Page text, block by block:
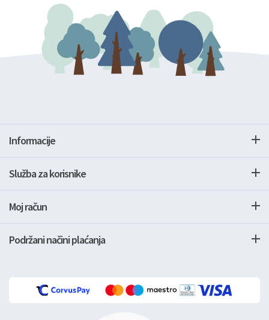
Informacije
Služba za korisnike
Moj račun
Podržani načini plaćanja